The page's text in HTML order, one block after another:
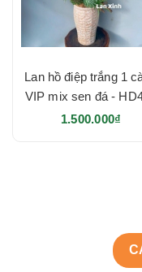
Lan hồ điệp trắng 1
VIP mix sen đá -
1.500.000₫